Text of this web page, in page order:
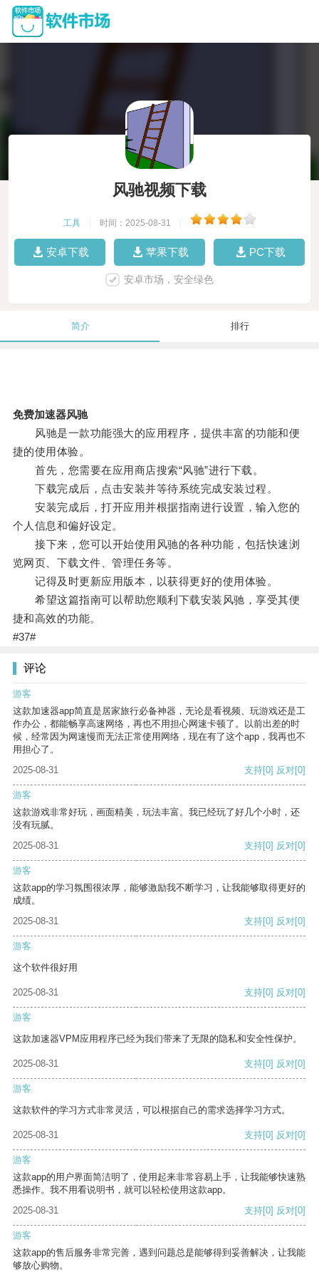
风驰视频下载
工具 时间：2025-08-31
安卓下载 苹果下载 PC下载
安卓市场，安全绿色
简介 排行
免费加速器风驰
风驰是一款功能强大的应用程序，提供丰富的功能和便
捷的使用体验。
首先，您需要在应用商店搜索“风驰”进行下载。
下载完成后，点击安装并等待系统完成安装过程。
安装完成后，打开应用并根据指南进行设置，输入您的
个人信息和偏好设定。
接下来，您可以开始使用风驰的各种功能，包括快速浏
览网页、下载文件、管理任务等。
记得及时更新应用版本，以获得更好的使用体验。
希望这篇指南可以帮助您顺利下载安装风驰，享受其便
捷和高效的功能。
#37#
评论
游客
这款加速器app简直是居家旅行必备神器，无论是看视频、玩游戏还是工
作办公，都能畅享高速网络，再也不用担心网速卡顿了。以前出差的时
候，经常因为网速慢而无法正常使用网络，现在有了这个app，我再也不
用担心了。
2025-08-31
支持[0] 反对[0]
游客
这款游戏非常好玩，画面精美，玩法丰富。我已经玩了好几个小时，还
没有玩腻。
2025-08-31
支持[0] 反对[0]
游客
这款app的学习氛围很浓厚，能够激励我不断学习，让我能够取得更好的
成绩。
2025-08-31
支持[0] 反对[0]
游客
这个软件很好用
2025-08-31 支持[0] 反对[0]
游客
这款加速器VPM应用程序已经为我们带来了无限的隐私和安全性保护。
2025-08-31 支持[0] 反对[0]
游客
这款软件的学习方式非常灵活，可以根据自己的需求选择学习方式。
2025-08-31 支持[0] 反对[0]
游客
这款app的用户界面简洁明了，使用起来非常容易上手，让我能够快速熟
悉操作。我不用看说明书，就可以轻松使用这款app。
2025-08-31
支持[0] 反对[0]
游客
这款app的售后服务非常完善，遇到问题总是能够得到妥善解决，让我能
够放心购物。